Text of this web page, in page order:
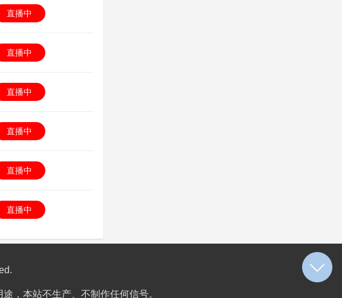
直播中
直播中
直播中
直播中
直播中
直播中
，本站不生产、不制作任何信号。